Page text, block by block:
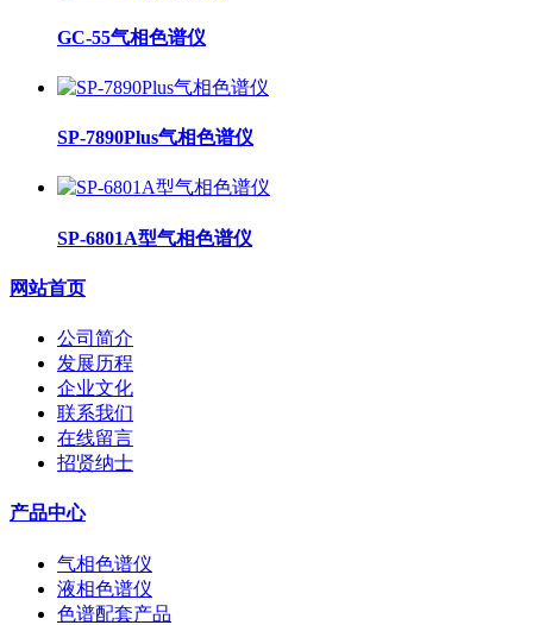
GC-55气相色谱仪
SP-7890Plus气相色谱仪
SP-6801A型气相色谱仪
网站首页
公司简介
发展历程
企业文化
联系我们
在线留言
招贤纳士
产品中心
气相色谱仪
液相色谱仪
色谱配套产品